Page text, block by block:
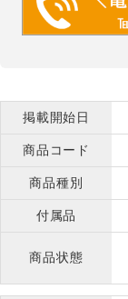
掲載開始日
商品コード
商品種別
付属品
商品状態